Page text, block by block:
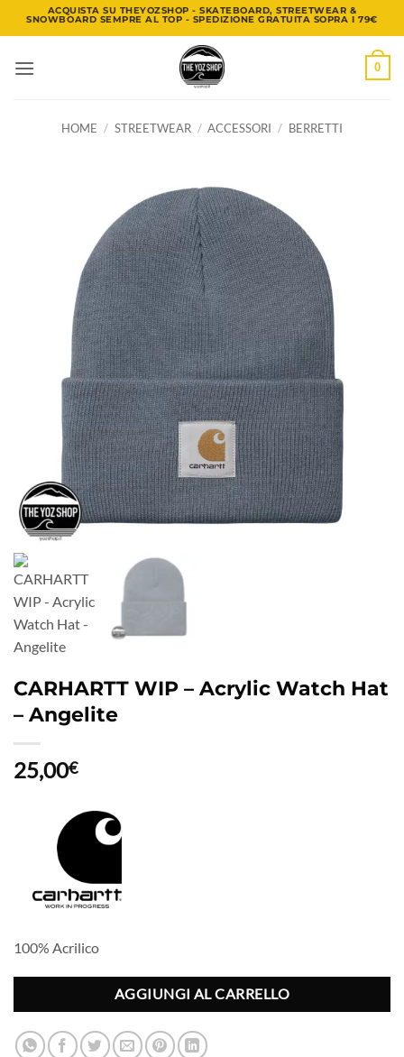
ai
ACQUISTA SU THEYOZSHOP - SKATEBOARD, STREETWEAR &
SNOWBOARD SEMPRE AL TOP - SPEDIZIONE GRATUITA SOPRA I 79€
0
HOME / STREETWEAR / ACCESSORI / BERRETTI
CARHARTT WIP – Acrylic Watch Hat
– Angelite
25,00€
100% Acrilico
AGGIUNGI AL CARRELLO